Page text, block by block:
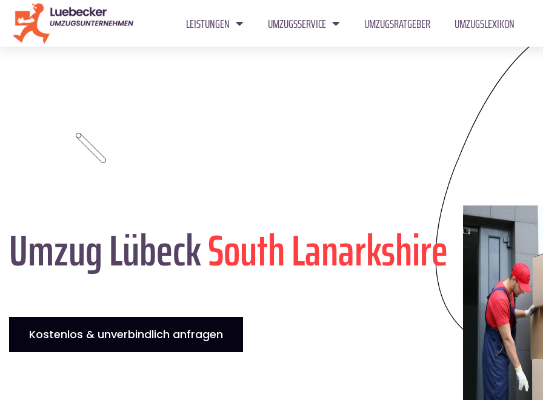
LEISTUNGEN UMZUGSSERVICE UMZUGSRATGEBER UMZUGSLEXIKON
Umzug LübeckSouth Lanarkshire
Kostenlos & unverbindlich anfragen